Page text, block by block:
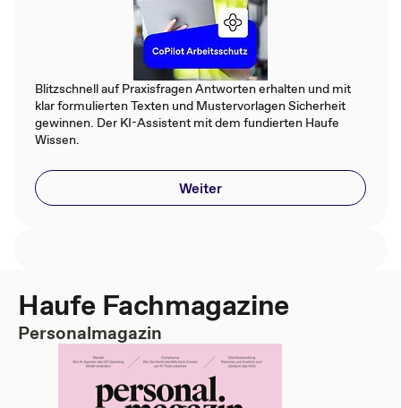
Blitzschnell auf Praxisfragen Antworten erhalten und mit
klar formulierten Texten und Mustervorlagen Sicherheit
gewinnen. Der KI-Assistent mit dem fundierten Haufe
Wissen.
Weiter
Haufe Fachmagazine
Personalmagazin